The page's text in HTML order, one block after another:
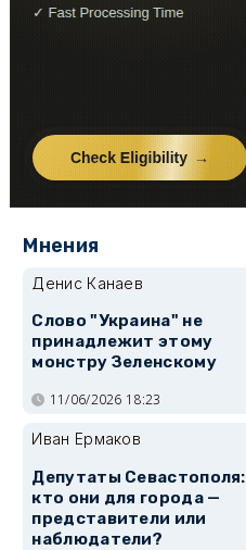
Мнения
Денис Канаев
Слово "Украина" не
принадлежит этому
монстру Зеленскому
11/06/2026 18:23
Иван Ермаков
Депутаты Севастополя:
кто они для города —
представители или
наблюдатели?